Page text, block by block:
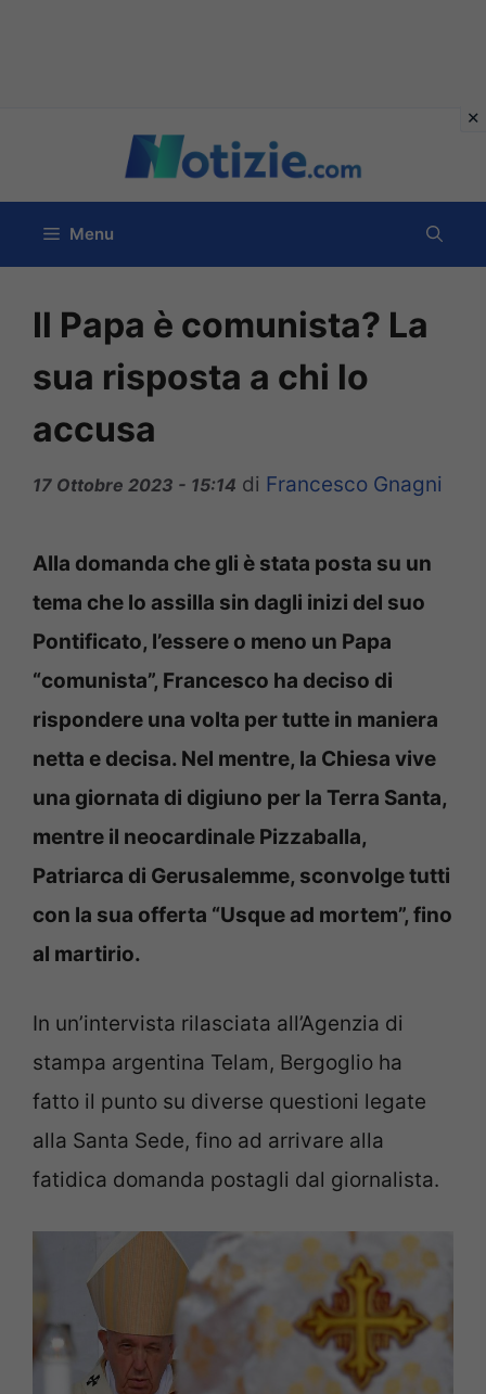
contenuto
Menu
Il Papa è comunista? La
sua risposta a chi lo
accusa
17 Ottobre 2023 - 15:14 di Francesco Gnagni
Alla domanda che gli è stata posta su un
tema che lo assilla sin dagli inizi del suo
Pontificato, l’essere o meno un Papa
“comunista”, Francesco ha deciso di
rispondere una volta per tutte in maniera
netta e decisa. Nel mentre, la Chiesa vive
una giornata di digiuno per la Terra Santa,
mentre il neocardinale Pizzaballa,
Patriarca di Gerusalemme, sconvolge tutti
con la sua offerta “Usque ad mortem”, fino
al martirio.
In un’intervista rilasciata all’Agenzia di
stampa argentina Telam, Bergoglio ha
fatto il punto su diverse questioni legate
alla Santa Sede, fino ad arrivare alla
fatidica domanda postagli dal giornalista.